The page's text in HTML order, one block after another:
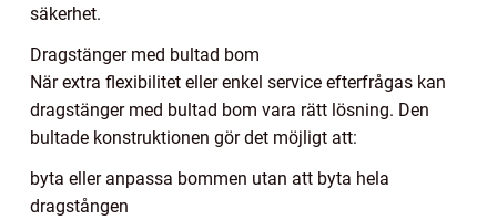
säkerhet.
Dragstänger med bultad bom
När extra flexibilitet eller enkel service efterfrågas kan
dragstänger med bultad bom vara rätt lösning. Den
bultade konstruktionen gör det möjligt att:
byta eller anpassa bommen utan att byta hela
dragstången